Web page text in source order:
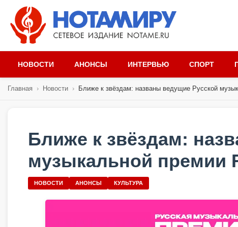
НОВОСТИ АНОНСЫ ИНТЕРВЬЮ СПОРТ
Главная › Новости › Ближе к звёздам: названы ведущие Русской
Ближе к звёздам:
музыкальной премии
НОВОСТИ АНОНСЫ КУЛЬТУРА